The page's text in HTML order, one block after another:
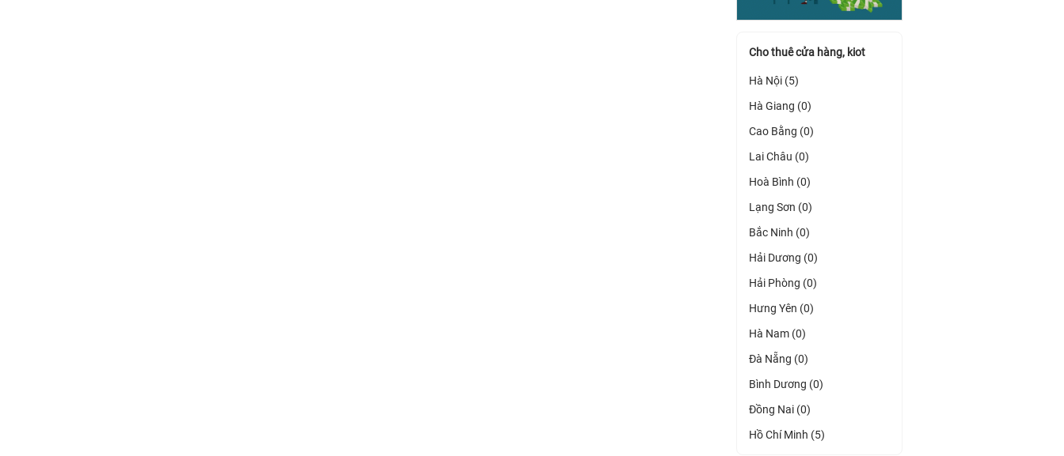
Cho thuê cửa hàng, kiot
Hà Nội (5)
Hà Giang (0)
Cao Bằng (0)
Lai Châu (0)
Hoà Bình (0)
Lạng Sơn (0)
Bắc Ninh (0)
Hải Dương (0)
Hải Phòng (0)
Hưng Yên (0)
Hà Nam (0)
Đà Nẵng (0)
Bình Dương (0)
Đồng Nai (0)
Hồ Chí Minh (5)